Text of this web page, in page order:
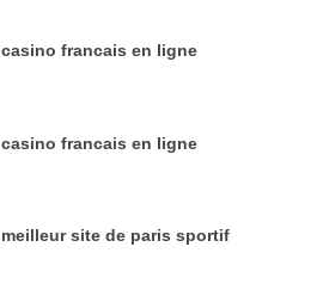
casino francais en ligne
casino francais en ligne
meilleur site de paris sportif